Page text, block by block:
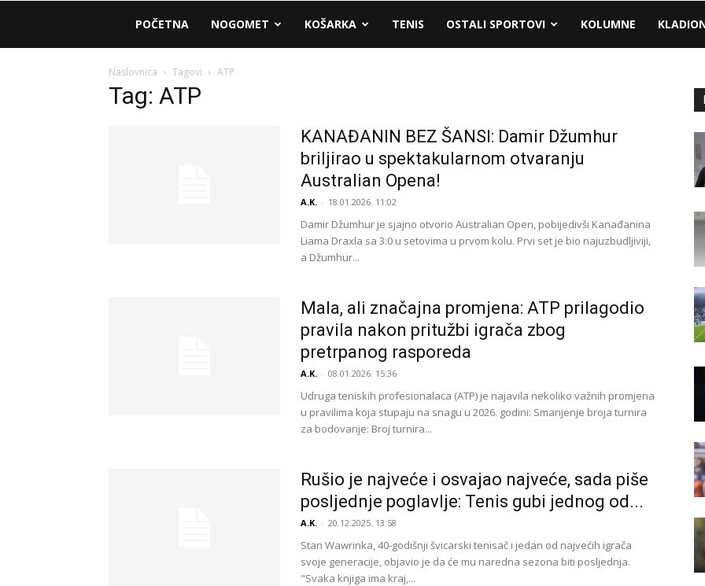
AM
Sport
POČETNA NOGOMET KOŠARKA TENIS OSTALI SPORTOVI KOLUMNE
Naslovnica Tagovi ATP
Tag: ATP
KANAĐANIN BEZ ŠANSI: Damir Džumhur
briljirao u spektakularnom otvaranju
Australian Opena!
A.K. - 18.01.2026. 11:02
Damir Džumhur je sjajno otvorio Australian Open, pobijedivši Kanađanina
Liama Draxla sa 3:0 u setovima u prvom kolu. Prvi set je bio najuzbudljiviji,
a Džumhur...
Mala, ali značajna promjena: ATP prilagodio
pravila nakon pritužbi igrača zbog
pretrpanog rasporeda
A.K. - 08.01.2026. 15:36
Udruga teniskih profesionalaca (ATP) je najavila nekoliko važnih promjena
u pravilima koja stupaju na snagu u 2026. godini: Smanjenje broja turnira
za bodovanje: Broj turnira...
Rušio je najveće i osvajao najveće, sada piše
posljednje poglavlje: Tenis gubi jednog od...
A.K. - 20.12.2025. 13:58
Stan Wawrinka, 40-godišnji švicarski tenisač i jedan od najvećih igrača
svoje generacije, objavio je da će mu naredna sezona biti posljednja.
"Svaka knjiga ima kraj,...